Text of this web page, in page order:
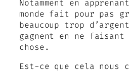
Notamment en
monde fait pour pas
beaucoup trop
gagnent en ne faisant
chose.
Est-ce que cela nous